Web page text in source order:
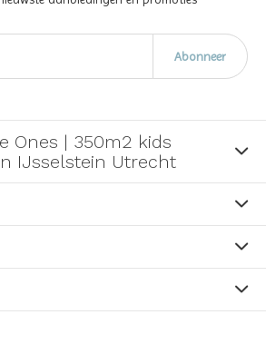
Abonneer
Ones | 350m2 kids
IJsselstein Utrecht